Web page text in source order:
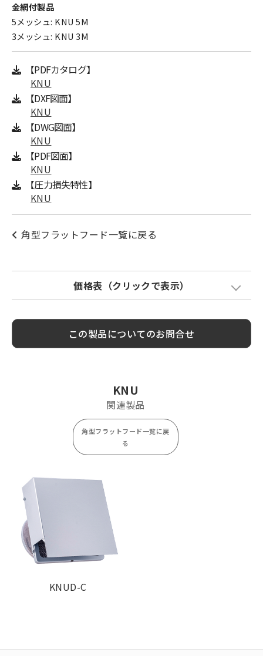
金網付製品
5メッシュ: KNU 5M
3メッシュ: KNU 3M
【PDFカタログ】
KNU
【DXF図面】
KNU
【DWG図面】
KNU
【PDF図面】
KNU
【圧力損失特性】
KNU
角型フラットフード一覧に戻る
価格表（クリックで表示）
塗装色加算
KNU75
¥ 9,700
¥ 2,500
¥ 14,000
この製品についてのお問合せ
KNU
関連製品
角型フラットフード一覧に戻
る
KNUD-C